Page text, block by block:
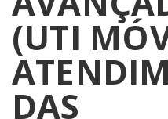
(UTI
DAS